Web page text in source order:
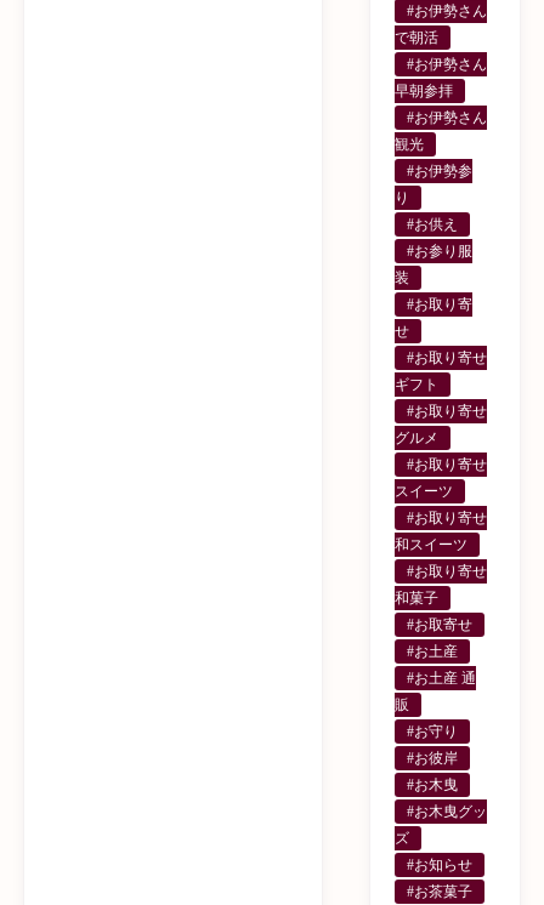
#お伊勢さん
で朝活
#お伊勢さん
早朝参拝
#お伊勢さん
観光
#お伊勢参
り
#お供え
#お参り服
装
#お取り寄
せ
#お取り寄せ
ギフト
#お取り寄せ
グルメ
#お取り寄せ
スイーツ
#お取り寄せ
和スイーツ
#お取り寄せ
和菓子
#お取寄せ
#お土産
#お土産 通
販
#お守り
#お彼岸
#お木曳
#お木曳グッ
ズ
#お知らせ
#お茶菓子